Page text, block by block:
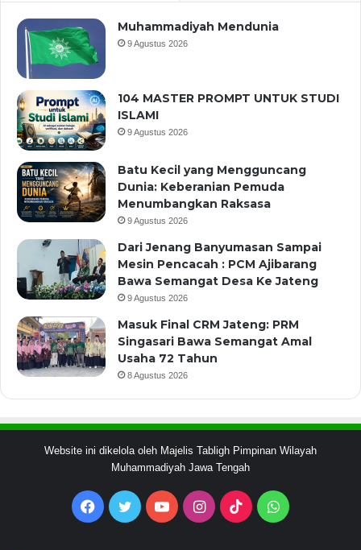
Muhammadiyah Mendunia
9 Agustus 2026
104 MASTER PROMPT UNTUK STUDI
ISLAMI
9 Agustus 2026
Batu Kecil yang Mengguncang
Dunia: Keberanian Pemuda
Menumbangkan Raksasa
9 Agustus 2026
Dari Jenang Banyumasan Sampai
Mesin Pencacah : PCM Ajibarang
Bawa Semangat Desa Ke Jateng
9 Agustus 2026
Masuk Final CRM Jateng: PRM
Singasari Bawa Semangat Amal
Usaha 72 Tahun
8 Agustus 2026
Website ini dikelola oleh Majelis Tabligh Pimpinan Wilayah
Muhammadiyah Jawa Tengah
Facebook
Twitter YouTubeInstagram
TikTokWhatsApp